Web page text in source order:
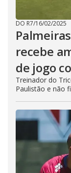
DO R7/16/02/2025
recebe
de jogo
Treinador do
Paulistão e não